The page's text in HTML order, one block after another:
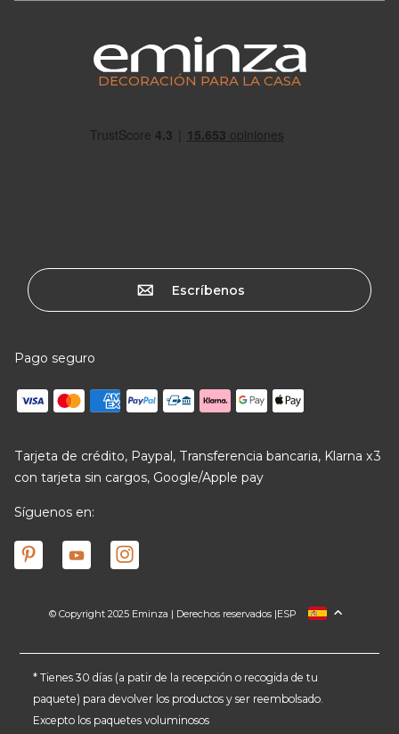
DECORACIÓN PARA LA CASA
Escríbenos
Pago seguro
Tarjeta de crédito, Paypal, Transferencia bancaria, Klarna x3
con tarjeta sin cargos, Google/Apple pay
Síguenos en:
© Copyright 2025 Eminza | Derechos reservados |
FRANCIA
ALEMANIA
PAÍSES BAJOS
ESP
* Tienes 30 días (a patir de la recepción o recogida de tu
paquete) para devolver los productos y ser reembolsado.
Excepto los paquetes voluminosos